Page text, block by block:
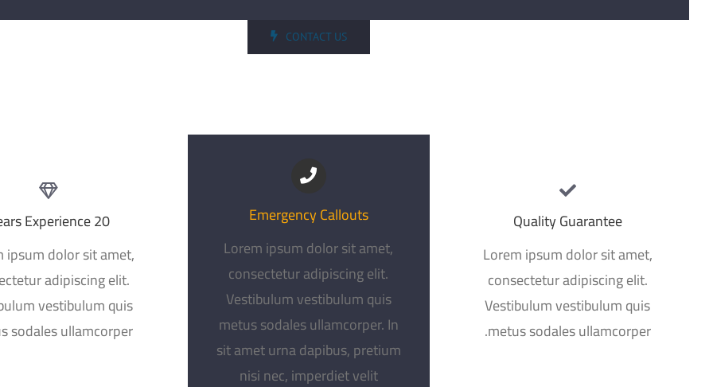
CONTACT US
Quality Guarantee
Lorem ipsum dolor sit amet,
consectetur adipiscing elit.
Vestibulum vestibulum quis
metus sodales ullamcorper.
Emergency Callouts
Lorem ipsum dolor sit amet,
consectetur adipiscing elit.
Vestibulum vestibulum quis
metus sodales ullamcorper. In
sit amet urna dapibus, pretium
nisi nec, imperdiet velit
20 Years Experience
ipsum dolor sit amet,
adipiscing elit.
vestibulum quis
sodales ullamcorper.